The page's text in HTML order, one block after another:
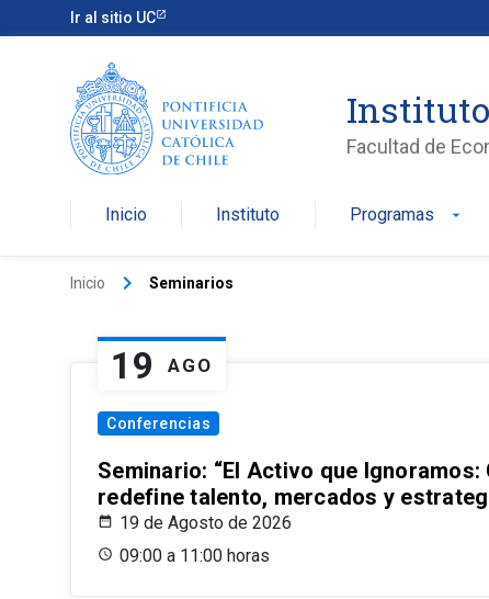
Ir al sitio UC
Facultad de
Inicio Instituto Programas arrow_drop_down
Inicio keyboard_arrow_right Seminarios
19 AGO
Conferencias
Seminario: “El Activo que
redefine talento, mercados y
19 de Agosto de 2026
09:00 a 11:00 horas